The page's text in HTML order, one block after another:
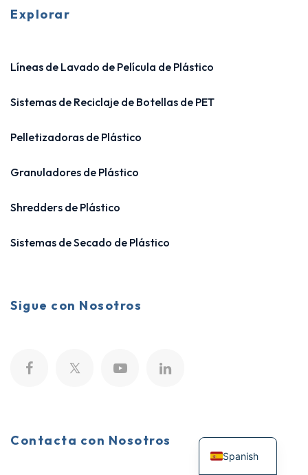
Explorar
Líneas de Lavado de Película de Plástico
Sistemas de Reciclaje de Botellas de PET
Pelletizadoras de Plástico
Granuladores de Plástico
Shredders de Plástico
Sistemas de Secado de Plástico
Sigue con Nosotros
Contacta con Nosotros
Spanish